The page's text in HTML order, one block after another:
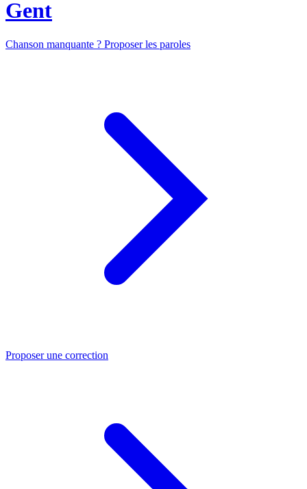
Gent
Chanson manquante ? Proposer les paroles
Proposer une correction